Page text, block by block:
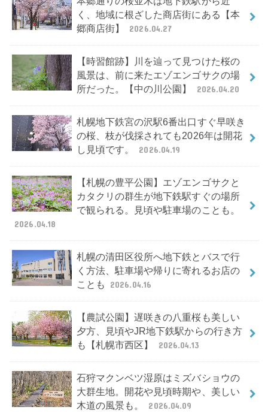
く、地域に根ざした商店街にある【本
郷商店街】
2026.04.27
【時習館跡】川を辿って見つけた桜の
風景は、前に来たエゾエンゴサクの場
所だった。【中の川公園】
2026.04.20
札幌地下鉄宮の沢駅6番出口すぐ早咲き
の桜、枝が伐採されても2026年は開花
し見頃です。
2026.04.19
【札幌の豊平公園】エゾエンゴサクと
カタクリの群生が地下鉄駅すぐの場所
で観られる。見頃や駐車場のことも。
2026.04.18
札幌の清田区役所へ地下鉄とバスで行
く方法、駐車場や帰りに寄れるお店の
ことも
2026.04.16
【農試公園】遅咲きの八重桜も美しい
夕方、見頃やJR地下鉄駅からの行き方
も【札幌市西区】
2026.04.13
石狩マクンベツ湿原はミズバショウの
大群生地。開花や見頃時期や、美しい
木道の風景も。
2026.04.09